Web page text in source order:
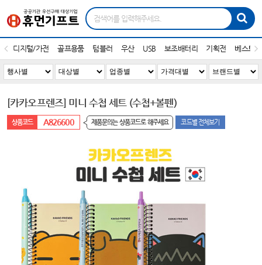
디지털/가전 골프용품 텀블러 우산 USB 보조배터리 기획전 베스트
[카카오프렌즈] 미니 수첩 세트 (수첩+볼펜)
A826600 제품문의는 상품코드로 해주세요 코드별 전체보기